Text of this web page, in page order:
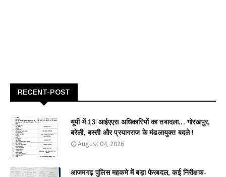
RECENT-POST
यूपी में 13 आईएएस अधिकारियों का तबादला... गोरखपुर,
बरेली, बस्ती और प्रयागराज के मंडलायुक्त बदले !
August 04, 2026
आजमगढ़ पुलिस महकमे में बड़ा फेरबदल, कई निरीक्षक-